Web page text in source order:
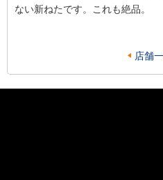
ない新ねたです。これも絶品。
店舗